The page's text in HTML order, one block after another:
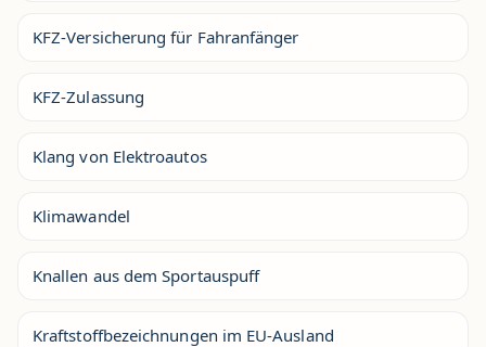
KFZ-Versicherung für Fahranfänger
KFZ-Zulassung
Klang von Elektroautos
Klimawandel
Knallen aus dem Sportauspuff
Kraftstoffbezeichnungen im EU-Ausland